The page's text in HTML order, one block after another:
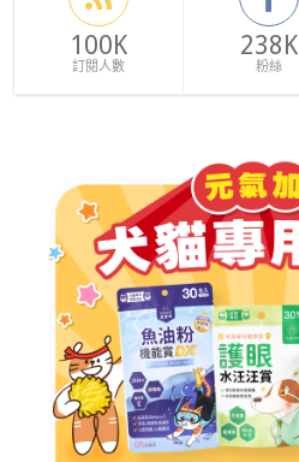
100K
訂閱人數
238K
粉絲